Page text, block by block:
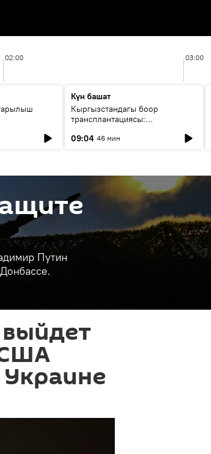
02:00 03:00
Күн башат
Кыргызстандагы боор
трансплантациясы:
келечеги
09:04 46 мин
Путин